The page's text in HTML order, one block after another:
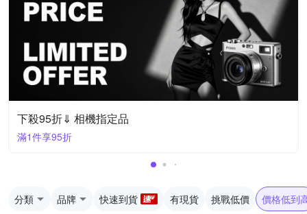
下殺95折⇓ 相機指定品
滿1件享95折
分類 品牌 快速到貨 有現貨 挑戰低價 價格低到